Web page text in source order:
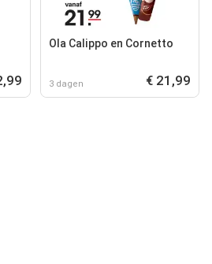
Ola Calippo en Cornetto
3 dagen € 21,99